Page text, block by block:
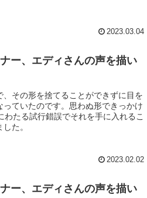
2023.03.04
ー、エディさんの声を描い
その形を捨てることができずに目を
ていたのです。思わぬ形できっかけ
たる試行錯誤でそれを手に入れるこ
た。
2023.02.02
ー、エディさんの声を描い